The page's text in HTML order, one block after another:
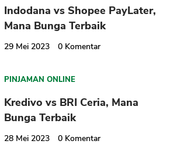
Indodana vs Shopee PayLater,
Mana Bunga Terbaik
29 Mei 2023 0 Komentar
PINJAMAN ONLINE
Kredivo vs BRI Ceria, Mana
Bunga Terbaik
28 Mei 2023 0 Komentar